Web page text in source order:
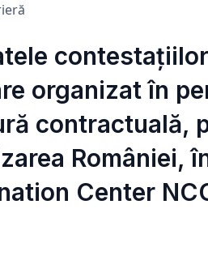
organizat în
contractuală,
României,
Center